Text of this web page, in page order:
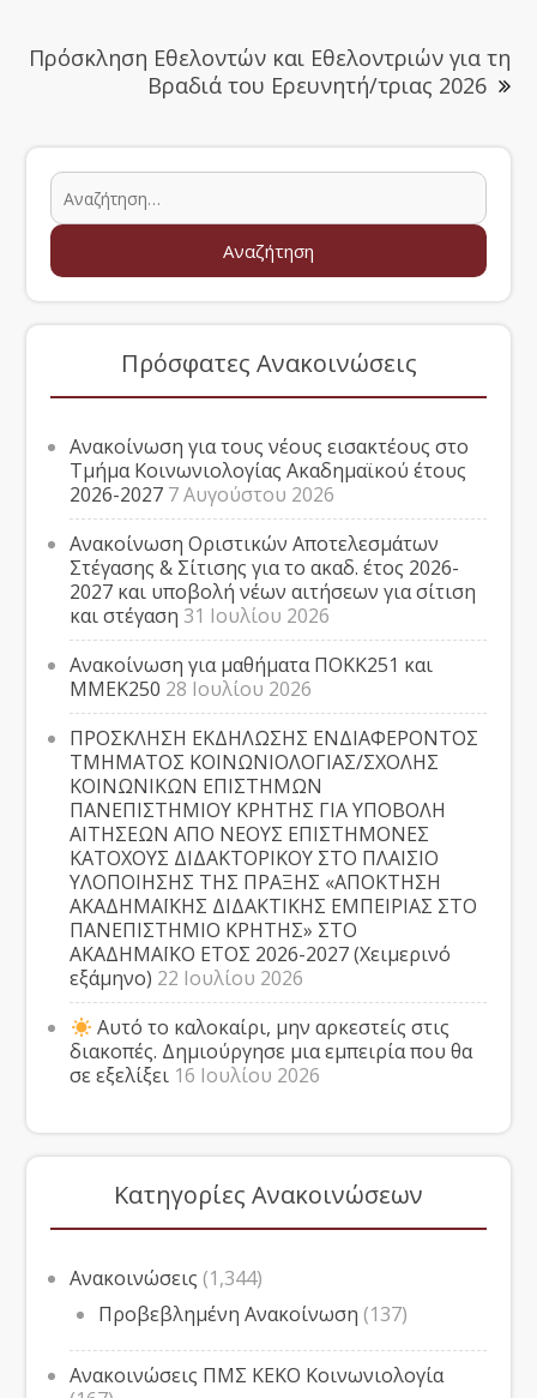
Πρόσκληση Εθελοντών και Εθελοντριών για τη
Βραδιά του Ερευνητή/τριας 2026
Πρόσφατες Ανακοινώσεις
Ανακοίνωση για τους νέους εισακτέους στο
Τμήμα Κοινωνιολογίας Ακαδημαϊκού έτους
2026-2027 7 Αυγούστου 2026
Ανακοίνωση Οριστικών Αποτελεσμάτων
Στέγασης & Σίτισης για το ακαδ. έτος 2026-
2027 και υποβολή νέων αιτήσεων για σίτιση
και στέγαση 31 Ιουλίου 2026
Ανακοίνωση για μαθήματα ΠΟΚΚ251 και
ΜΜΕΚ250 28 Ιουλίου 2026
ΠΡΟΣΚΛΗΣΗ ΕΚΔΗΛΩΣΗΣ ΕΝΔΙΑΦΕΡΟΝΤΟΣ
ΤΜΗΜΑΤΟΣ ΚΟΙΝΩΝΙΟΛΟΓΙΑΣ/ΣΧΟΛΗΣ
ΚΟΙΝΩΝΙΚΩΝ ΕΠΙΣΤΗΜΩΝ
ΠΑΝΕΠΙΣΤΗΜΙΟΥ ΚΡΗΤΗΣ ΓΙΑ ΥΠΟΒΟΛΗ
ΑΙΤΗΣΕΩΝ ΑΠΟ ΝΕΟΥΣ ΕΠΙΣΤΗΜΟΝΕΣ
ΚΑΤΟΧΟΥΣ ΔΙΔΑΚΤΟΡΙΚΟΥ ΣΤΟ ΠΛΑΙΣΙΟ
ΥΛΟΠΟΙΗΣΗΣ ΤΗΣ ΠΡΑΞΗΣ «ΑΠΟΚΤΗΣΗ
ΑΚΑΔΗΜΑΪΚΗΣ ΔΙΔΑΚΤΙΚΗΣ ΕΜΠΕΙΡΙΑΣ ΣΤΟ
ΠΑΝΕΠΙΣΤΗΜΙΟ ΚΡΗΤΗΣ» ΣΤΟ
ΑΚΑΔΗΜΑΪΚΟ ΕΤΟΣ 2026-2027 (Χειμερινό
εξάμηνο) 22 Ιουλίου 2026
Αυτό το καλοκαίρι, μην αρκεστείς στις
διακοπές. Δημιούργησε μια εμπειρία που θα
σε εξελίξει 16 Ιουλίου 2026
Κατηγορίες Ανακοινώσεων
Ανακοινώσεις (1,344)
Προβεβλημένη Ανακοίνωση (137)
Ανακοινώσεις ΠΜΣ ΚΕΚΟ Κοινωνιολογία